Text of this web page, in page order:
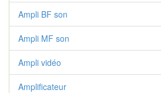
Ampli BF son
Ampli MF son
Ampli vidéo
Amplificateur